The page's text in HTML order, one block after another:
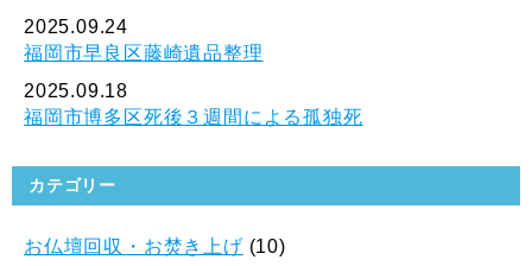
2025.09.24
福岡市早良区藤崎遺品整理
2025.09.18
福岡市博多区死後３週間による孤独死
カテゴリー
お仏壇回収・お焚き上げ (10)